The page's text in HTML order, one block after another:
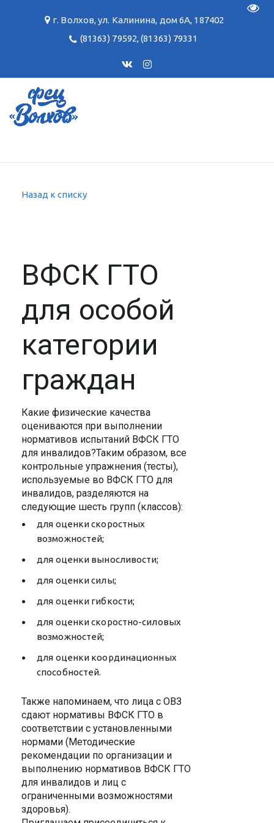
г. Волхов,ул. Калинина, дом 6А, 187402
(81363) 79592,(81363) 79331
Назад к списку
ВФСК ГТО
для особой
категории
граждан
Какие физические качества
оцениваются при выполнении
нормативов испытаний ВФСК ГТО
для инвалидов?Таким образом, все
контрольные упражнения (тесты),
используемые во ВФСК ГТО для
инвалидов, разделяются на
следующие шесть групп (классов):
для оценки скоростных
возможностей;
для оценки выносливости;
для оценки силы;
для оценки гибкости;
для оценки скоростно-силовых
возможностей;
для оценки координационных
способностей.
Также напоминаем, что лица с ОВЗ
сдают нормативы ВФСК ГТО в
соответствии с установленными
нормами (Методические
рекомендации по организации и
выполнению нормативов ВФСК ГТО
для инвалидов и лиц с
ограниченными возможностями
здоровья).